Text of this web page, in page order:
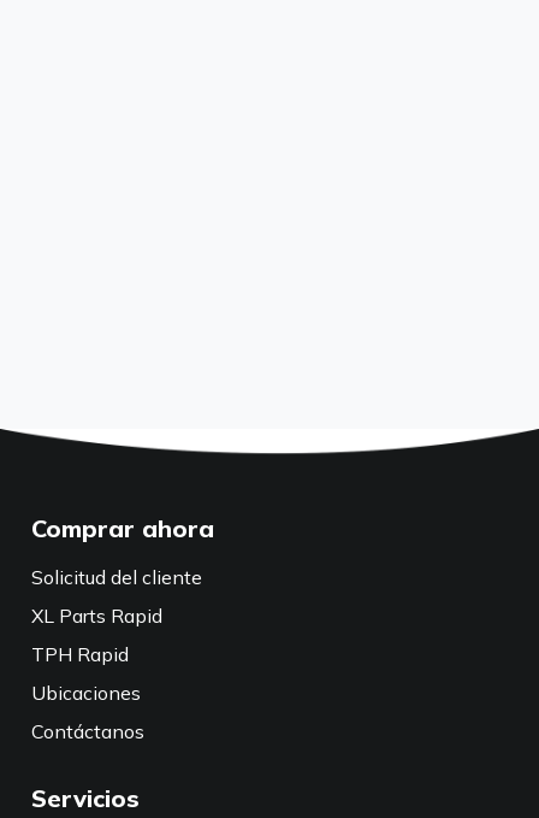
Comprar ahora
Solicitud del cliente
XL Parts Rapid
TPH Rapid
Ubicaciones
Contáctanos
Servicios